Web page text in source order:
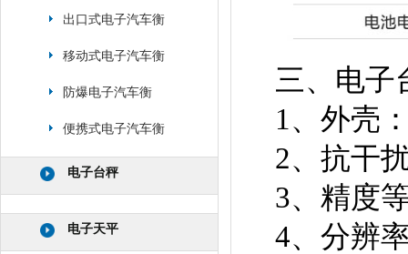
出口式电子汽车衡
移动式电子汽车衡
防爆电子汽车衡
便携式电子汽车衡
电子台秤
电子天平
三、电子
1、外壳
2、抗干
3、精度
4、分辨